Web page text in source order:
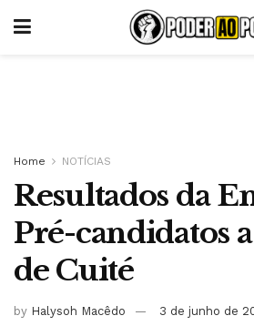
Home NOTÍCIAS
Resultados da
Pré-candidatos
de Cuité
by Halysoh Macêdo 3 de junho de